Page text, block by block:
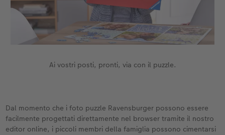
Accessori
CEWE myPhotos
Accessori
Ai vostri posti, pronti, via con il puzzle.
Dal momento che i foto puzzle Ravensburger possono essere
facilmente progettati direttamente nel browser tramite il nostro
editor online, i piccoli membri della famiglia possono cimentarsi